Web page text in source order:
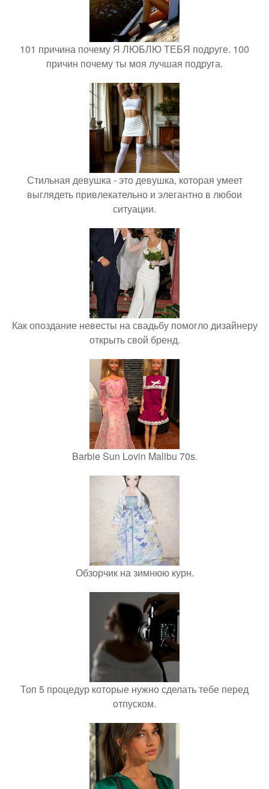
101 причина почему Я ЛЮБЛЮ ТЕБЯ подруге. 100
причин почему ты моя лучшая подруга.
Стильная девушка - это девушка, которая умеет
выглядеть привлекательно и элегантно в любои
ситуации.
Как опоздание невесты на свадьбу помогло дизайнеру
открыть свой бренд.
Barbie Sun Lovin Malibu 70s.
Обзорчик на зимнюю курн.
Топ 5 процедур которые нужно сделать тебе перед
отпуском.